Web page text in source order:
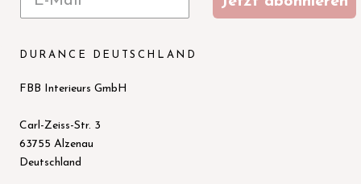
DURANCE DEUTSCHLAND
FBB Interieurs GmbH
Carl-Zeiss-Str. 3
63755 Alzenau
Deutschland